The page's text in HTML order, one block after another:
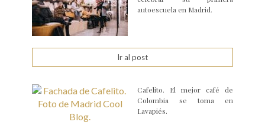
autoescuela en Madrid.
Ir al post
Cafelito. El mejor café de
Colombia se toma en
Lavapiés.